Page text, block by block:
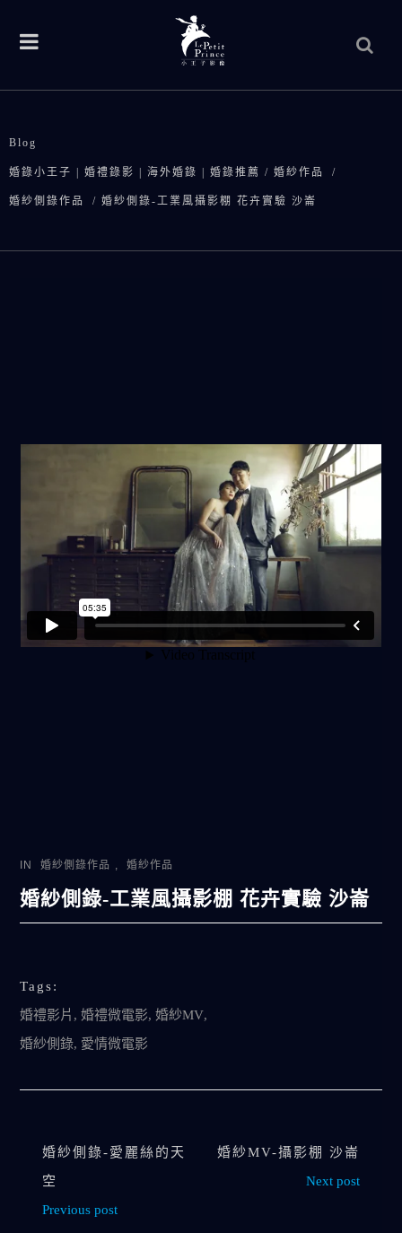
Blog
婚錄小王子 | 婚禮錄影 | 海外婚錄 | 婚錄推薦 / 婚紗作品 /
婚紗側錄作品 / 婚紗側錄-工業風攝影棚 花卉實驗 沙崙
IN 婚紗側錄作品 , 婚紗作品
婚紗側錄-工業風攝影棚 花卉實驗 沙崙
Tags:
婚禮影片 ,婚禮微電影,婚紗MV,
婚紗側錄, 愛情微電影
婚紗側錄-愛麗絲的天
空
Previous post
婚紗MV-攝影棚 沙崙
Next post